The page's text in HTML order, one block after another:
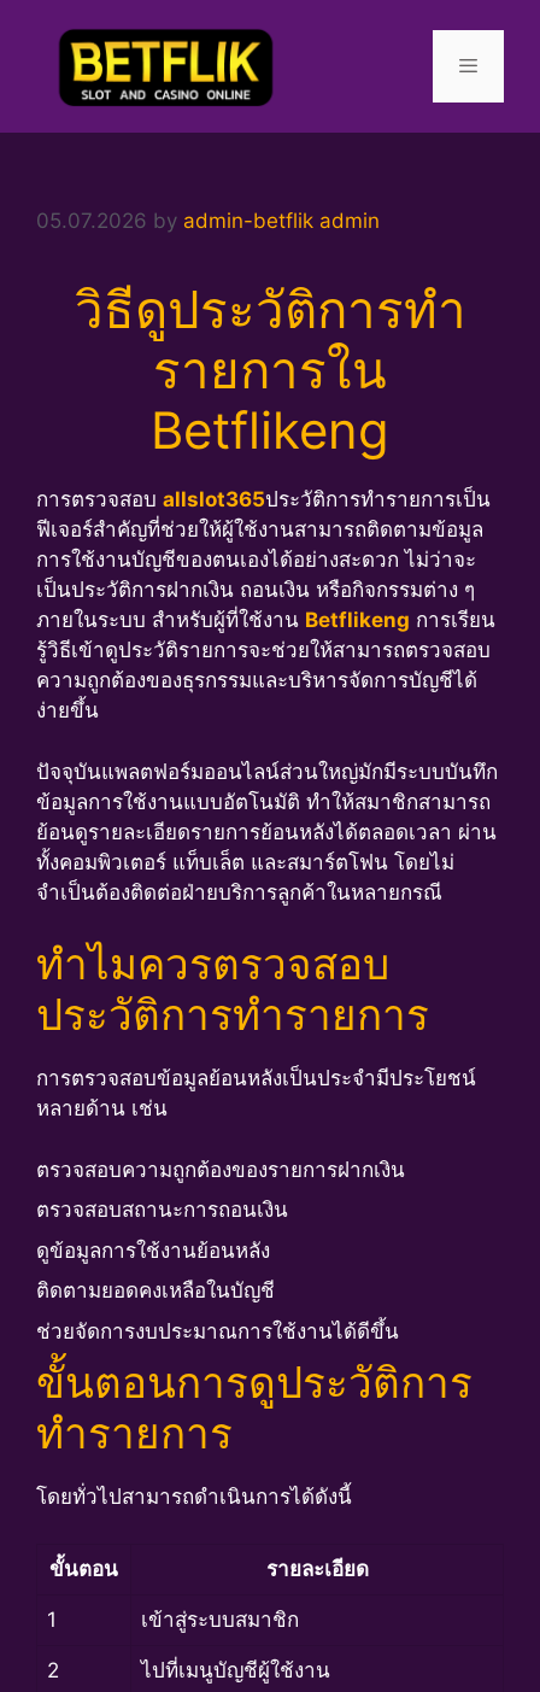
Menu
05.07.2026 by admin-betflik admin
วิธีดูประวัติการทำ
รายการใน
Betflikeng
การตรวจสอบ allslot365ประวัติการทำรายการเป็น
ฟีเจอร์สำคัญที่ช่วยให้ผู้ใช้งานสามารถติดตามข้อมูล
การใช้งานบัญชีของตนเองได้อย่างสะดวก ไม่ว่าจะ
เป็นประวัติการฝากเงิน ถอนเงิน หรือกิจกรรมต่าง ๆ
ภายในระบบ สำหรับผู้ที่ใช้งาน Betflikeng การเรียน
รู้วิธีเข้าดูประวัติรายการจะช่วยให้สามารถตรวจสอบ
ความถูกต้องของธุรกรรมและบริหารจัดการบัญชีได้
ง่ายขึ้น
ปัจจุบันแพลตฟอร์มออนไลน์ส่วนใหญ่มักมีระบบบันทึก
ข้อมูลการใช้งานแบบอัตโนมัติ ทำให้สมาชิกสามารถ
ย้อนดูรายละเอียดรายการย้อนหลังได้ตลอดเวลา ผ่าน
ทั้งคอมพิวเตอร์ แท็บเล็ต และสมาร์ตโฟน โดยไม่
จำเป็นต้องติดต่อฝ่ายบริการลูกค้าในหลายกรณี
ทำไมควรตรวจสอบ
ประวัติการทำรายการ
การตรวจสอบข้อมูลย้อนหลังเป็นประจำมีประโยชน์
หลายด้าน เช่น
ตรวจสอบความถูกต้องของรายการฝากเงิน
ตรวจสอบสถานะการถอนเงิน
ดูข้อมูลการใช้งานย้อนหลัง
ติดตามยอดคงเหลือในบัญชี
ช่วยจัดการงบประมาณการใช้งานได้ดีขึ้น
ขั้นตอนการดูประวัติการ
ทำรายการ
โดยทั่วไปสามารถดำเนินการได้ดังนี้
ขั้นตอน รายละเอียด
1 เข้าสู่ระบบสมาชิก
2 ไปที่เมนูบัญชีผู้ใช้งาน